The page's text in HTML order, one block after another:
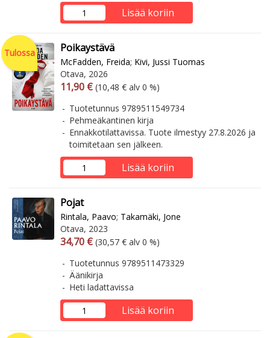
Lisää koriin
Tulossa Poikaystävä
McFadden, Freida; Kivi, Jussi Tuomas
Otava, 2026
Arvonlisäverollinen hinta
11,90 € Arvonlisäveroton hinta
(10,48 € alv 0 %)
Tuotetunnus 9789511549734
Pehmeäkantinen kirja
Ennakkotilattavissa. Tuote ilmestyy 27.8.2026 ja
toimitetaan sen jälkeen.
Lisää koriin
Pojat
Rintala, Paavo; Takamäki, Jone
Otava, 2023
Arvonlisäverollinen hinta
34,70 € Arvonlisäveroton hinta
(30,57 € alv 0 %)
Tuotetunnus 9789511473329
Äänikirja
Heti ladattavissa
Lisää koriin